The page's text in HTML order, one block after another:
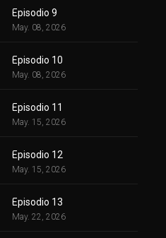
Episodio 9
May. 08, 2026
Episodio 10
May. 08, 2026
Episodio 11
May. 15, 2026
Episodio 12
May. 15, 2026
Episodio 13
May. 22, 2026